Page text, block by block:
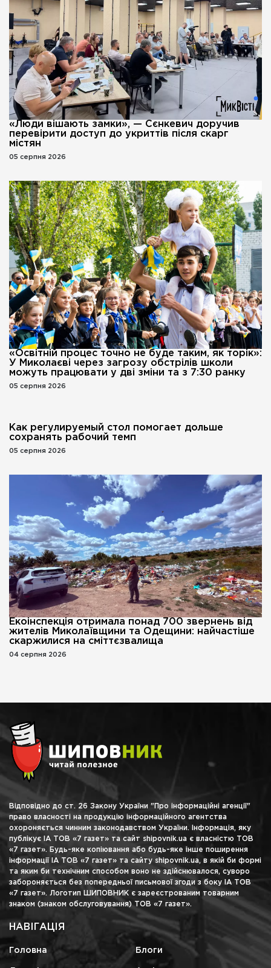
«Люди вішають замки», — Сєнкевич доручив
перевірити доступ до укриттів після скарг
містян
05 серпня 2026
«Освітній процес точно не буде таким, як торік»:
У Миколаєві через загрозу обстрілів школи
можуть працювати у дві зміни та з 7:30 ранку
05 серпня 2026
Как регулируемый стол помогает дольше
сохранять рабочий темп
05 серпня 2026
Екоінспекція отримала понад 700 звернень від
жителів Миколаївщини та Одещини: найчастіше
скаржилися на сміттєзвалища
04 серпня 2026
Відповідно до ст. 26 Закону України "Про інформаційні агенції"
право власності на продукцію інформаційного агентства
охороняється чинним законодавством України. Інформація, яку
публікує ІА ТОВ «7 газет» та сайт shipovnik.ua є власністю ТОВ
«7 газет». Будь-яке копіювання або будь-яке інше поширення
інформації ІА ТОВ «7 газет» та сайту shipovnik.ua, в якій би формі
та яким би технічним способом воно не здійснювалося, суворо
забороняється без попередньої письмової згоди з боку ІА ТОВ
«7 газет». Логотип ШИПОВНИК є зареєстрованим товарним
знаком (знаком обслуговування) ТОВ «7 газет».
НАВІГАЦІЯ
Головна Блоги